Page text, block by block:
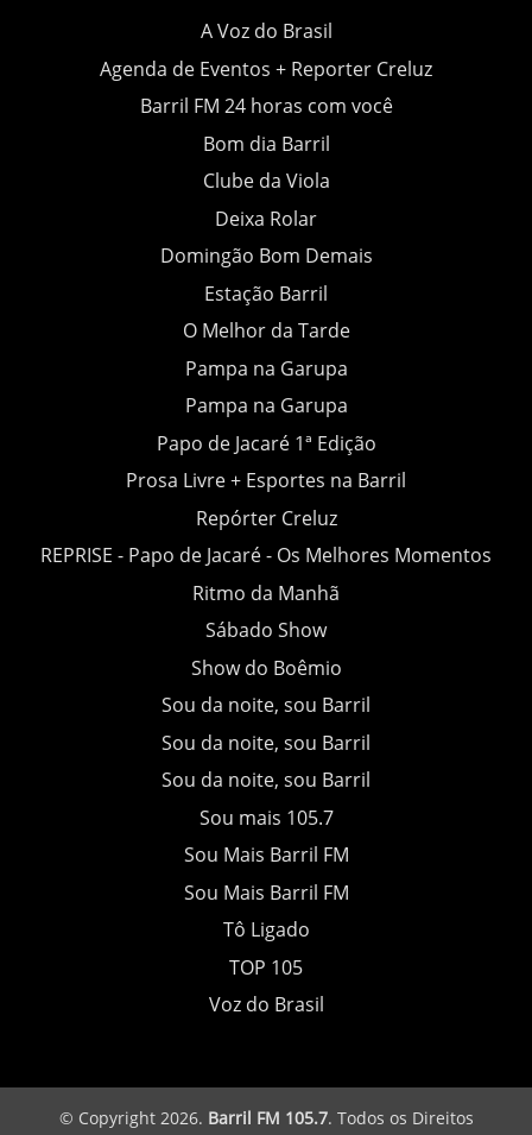
A Voz do Brasil
Agenda de Eventos + Reporter Creluz
Barril FM 24 horas com você
Bom dia Barril
Clube da Viola
Deixa Rolar
Domingão Bom Demais
Estação Barril
O Melhor da Tarde
Pampa na Garupa
Pampa na Garupa
Papo de Jacaré 1ª Edição
Prosa Livre + Esportes na Barril
Repórter Creluz
REPRISE - Papo de Jacaré - Os Melhores Momentos
Ritmo da Manhã
Sábado Show
Show do Boêmio
Sou da noite, sou Barril
Sou da noite, sou Barril
Sou da noite, sou Barril
Sou mais 105.7
Sou Mais Barril FM
Sou Mais Barril FM
Tô Ligado
TOP 105
Voz do Brasil
© Copyright 2026. Barril FM 105.7. Todos os Direitos